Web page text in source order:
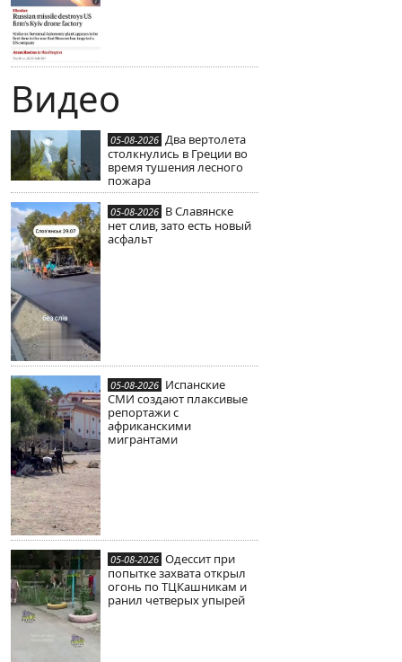
Видео
05-08-2026 Два вертолета
столкнулись в Греции во
время тушения лесного
пожара
05-08-2026 В Славянске
нет слив, зато есть новый
асфальт
05-08-2026 Испанские
СМИ создают плаксивые
репортажи с
африканскими
мигрантами
05-08-2026 Одессит при
попытке захвата открыл
огонь по ТЦКашникам и
ранил четверых упырей